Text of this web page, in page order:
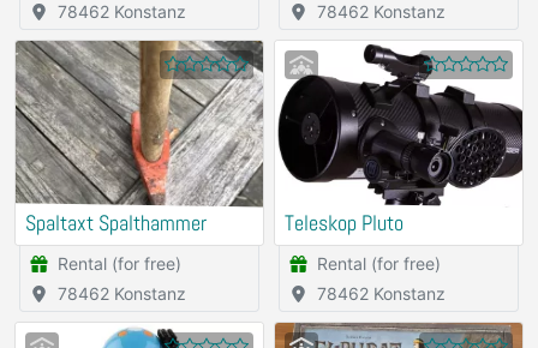
78462 Konstanz
78462 Konstanz
Spaltaxt Spalthammer
Rental (for free)
78462 Konstanz
Teleskop Pluto
Rental (for free)
78462 Konstanz